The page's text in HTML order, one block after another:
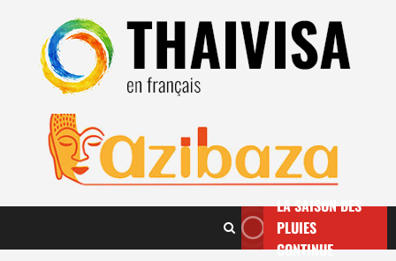
contenu
LA SAISON DES
PLUIES
CONTINUE